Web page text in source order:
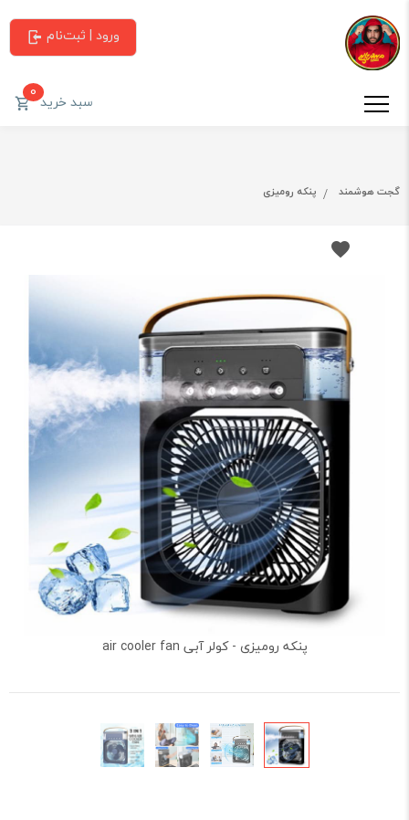
ورود | ثبت‌نام
سبد خرید0
گجت هوشمند پنکه رومیزی
پنکه رومیزی - کولر آبی air cooler fan